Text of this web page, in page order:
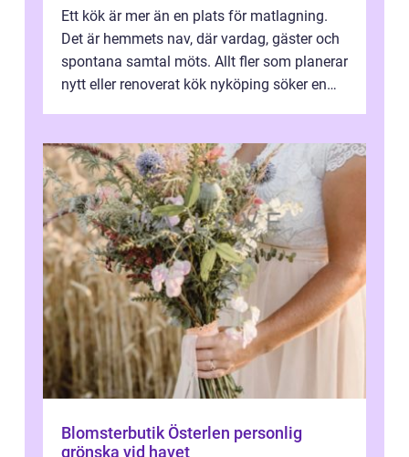
Ett kök är mer än en plats för matlagning.
Det är hemmets nav, där vardag, gäster och
spontana samtal möts. Allt fler som planerar
nytt eller renoverat kök nyköping söker en
Blomsterbutik Österlen personlig
grönska vid havet